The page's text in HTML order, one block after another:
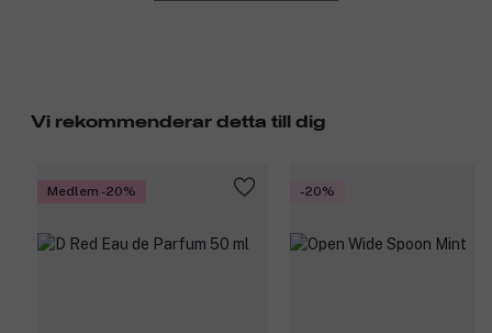
Vi rekommenderar detta till dig
Medlem -20% -20%